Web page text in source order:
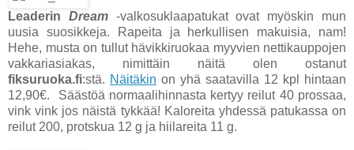
Leaderin Dream-valkosuklaapatukat ovat myöskin mun
uusia suosikkeja. Rapeita ja herkullisen makuisia, nam!
Hehe, musta on tullut hävikkiruokaa myyvien nettikauppojen
vakkariasiakas, nimittäin näitä olen ostanut
fiksuruoka.fi:stä. Näitäkin on yhä saatavilla 12 kpl hintaan
12,90€. Säästöä normaalihinnasta kertyy reilut 40 prossaa,
vink vink jos näistä tykkää! Kaloreita yhdessä patukassa on
reilut 200, protskua 12 g ja hiilareita 11 g.